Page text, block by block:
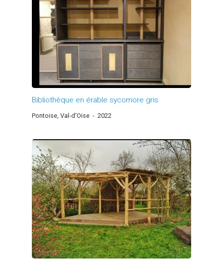
Bibliothèque en érable sycomore gris
Pontoise, Val-d'Oise - 2022